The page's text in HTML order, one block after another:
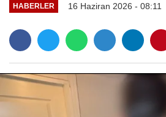
HABERLER 16 Haziran 2026 - 08:11